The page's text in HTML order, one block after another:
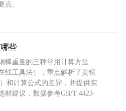
点。
些
棒重量的三种常用计算方法
线工具法），重点解析了黄铜
和计算公式的差异，并提供实
材建议，数据参考GB/T 4423-